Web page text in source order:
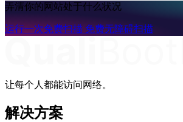
弄清你的网站处于什么状况
运行一次免费扫描 免费无障碍扫描
让每个人都能访问网络。
解决方案